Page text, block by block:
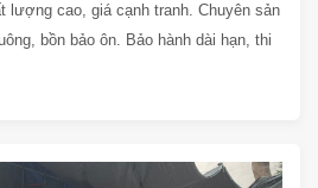
lượng cao, giá cạnh tranh. Chuyên sản
bồn bảo ôn. Bảo hành dài hạn, thi